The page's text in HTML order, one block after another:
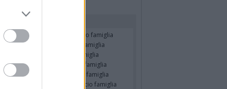
MASSINISSA
- Annuncio famiglia
STEFANONI
- Annuncio famiglia
- Annuncio famiglia
Dal Medico
- Annuncio famiglia
SPIANTINI
- Annuncio famiglia
- Annuncio famiglia